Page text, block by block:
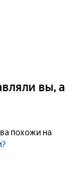
вы, а
похожи на